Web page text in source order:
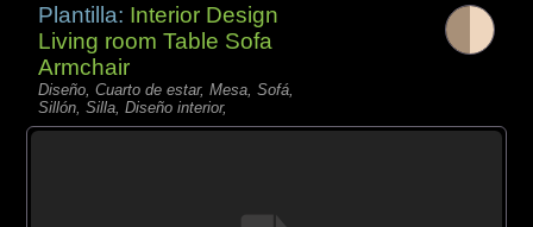
Plantilla: Interior Design
Living room Table Sofa
Armchair
Diseño, Cuarto de estar, Mesa, Sofá,
Sillón, Silla, Diseño interior,